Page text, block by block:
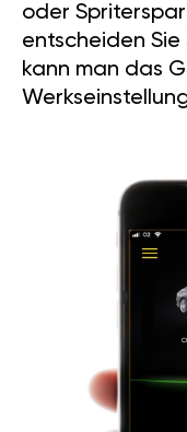
oder
entscheiden
kann man das